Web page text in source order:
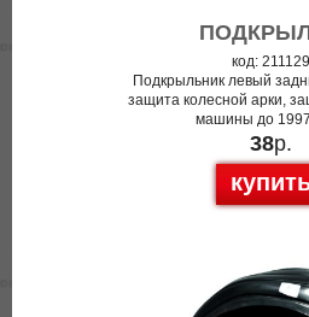
код: 211129
Подкрыльник левый
защита колесной арки,
машины до
38р.